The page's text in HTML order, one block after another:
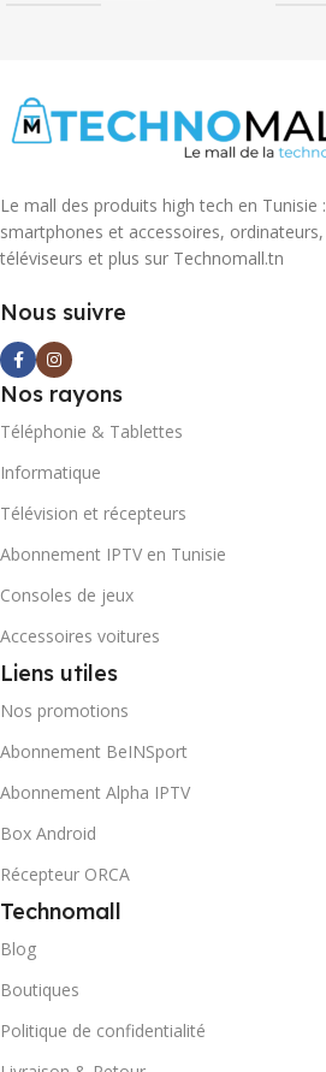
Le mall des produits high tech en Tunisie :
smartphones et accessoires, ordinateurs,
téléviseurs et plus sur Technomall.tn
Nous suivre
Nos rayons
Téléphonie & Tablettes
Informatique
Télévision et récepteurs
Abonnement IPTV en Tunisie
Consoles de jeux
Accessoires voitures
Liens utiles
Nos promotions
Abonnement BeINSport
Abonnement Alpha IPTV
Box Android
Récepteur ORCA
Technomall
Blog
Boutiques
Politique de confidentialité